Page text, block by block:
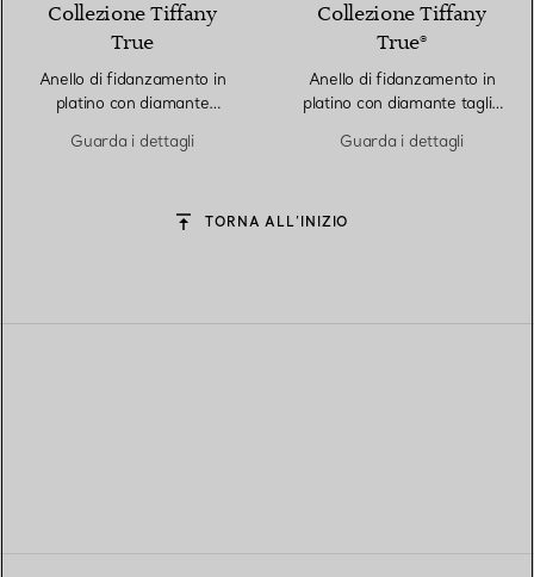
Collezione Tiffany
True
Anello di fidanzamento in
platino con diamante
Guarda i dettagli
Collezione Tiffany
True®
Anello di fidanzamento in
platino con diamante taglio
diamanti in platino
Guarda i dettagli
TORNA ALL’INIZIO